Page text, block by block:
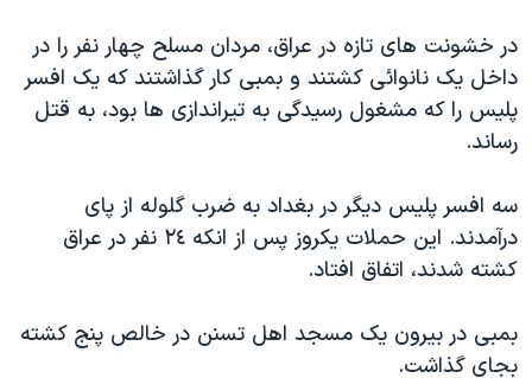
علم و فناوری
اسرائیل در جنگ
گالری عکس
رمز مهسا
ورزش زنان در ایران
اعتراضات زن، زندگی، آزادی
تریبونال مردمی آبان ۹۸
دادگاه حمید نوری
قانون شفافیت دارائی کادر رهبری ایران
زبانهای مختلف
در خشونت های تازه در عراق، مردان مسلح چهار نفر را در
داخل يک نانوائی کشتند و بمبی کار گذاشتند که يک افسر
پليس را که مشغول رسيدگی به تيراندازی ها بود، به قتل
رساند.
سه افسر پليس ديگر در بغداد به ضرب گلوله از پای
درآمدند. اين حملات يکروز پس از انکه ٢٤ نفر در عراق
کشته شدند، اتفاق افتاد.
بمبی در بيرون يک مسجد اهل تسنن در خالص پنج کشته
بجای گذاشت.